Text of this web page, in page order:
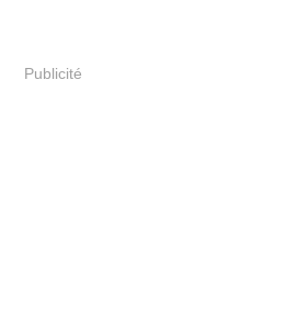
Publicité